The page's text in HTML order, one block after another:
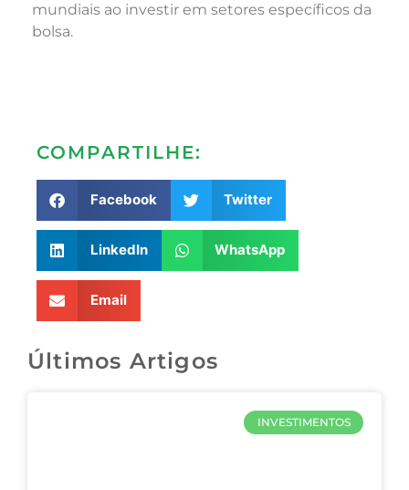
mundiais ao investir em setores específicos da
bolsa.
COMPARTILHE:
Facebook Twitter
LinkedIn WhatsApp
Email
Últimos Artigos
INVESTIMENTOS